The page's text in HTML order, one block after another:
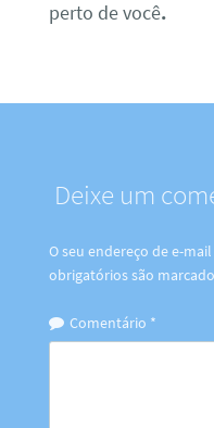
perto de você.
Deixe um
O seu endereço de e-
obrigatórios são
Comentário *